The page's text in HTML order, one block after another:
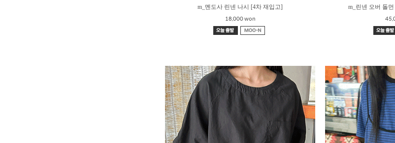
m_멘도사 린넨 나시 [4차 재입고]
18,000 won
m_린넨 오버 돌